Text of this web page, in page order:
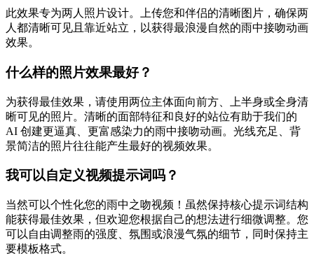
此效果专为两人照片设计。上传您和伴侣的清晰图片，确保两
人都清晰可见且靠近站立，以获得最浪漫自然的雨中接吻动画
效果。
什么样的照片效果最好？
为获得最佳效果，请使用两位主体面向前方、上半身或全身清
晰可见的照片。清晰的面部特征和良好的站位有助于我们的
AI 创建更逼真、更富感染力的雨中接吻动画。光线充足、背
景简洁的照片往往能产生最好的视频效果。
我可以自定义视频提示词吗？
当然可以个性化您的雨中之吻视频！虽然保持核心提示词结构
能获得最佳效果，但欢迎您根据自己的想法进行细微调整。您
可以自由调整雨的强度、氛围或浪漫气氛的细节，同时保持主
要模板格式。